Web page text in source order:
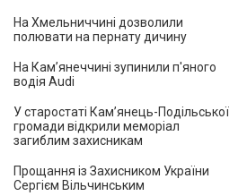
На Хмельниччині дозволили
полювати на пернату дичину
На Камʼянеччині зупинили п'яного
водія Audi
У старостаті Кам’янець-Подільської
громади відкрили меморіал
загиблим захисникам
Прощання із Захисником України
Сергієм Вільчинським